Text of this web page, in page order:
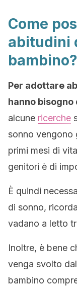
Come
abitudini
bambino?
Per adottare
hanno
alcune ricerche
sonno vengono
primi mesi di
genitori è di
È quindi
di sonno,
vadano a letto
Inoltre, è bene
venga svolto
bambino